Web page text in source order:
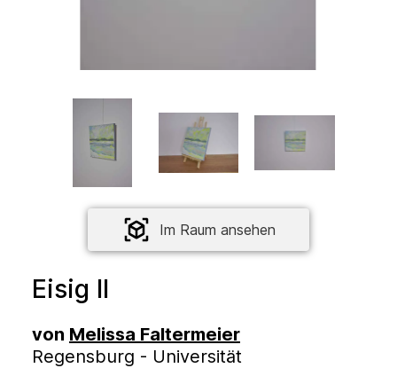
Im Raum ansehen
Eisig II
von Melissa Faltermeier
Regensburg - Universität